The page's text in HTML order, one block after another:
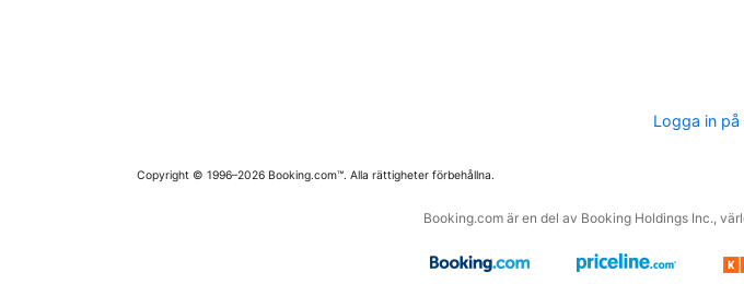
Logga in
Copyright © 1996–2026 Booking.com™. Alla rättigheter förbehållna.
Booking.com är en del av Booking Holdings Inc.,